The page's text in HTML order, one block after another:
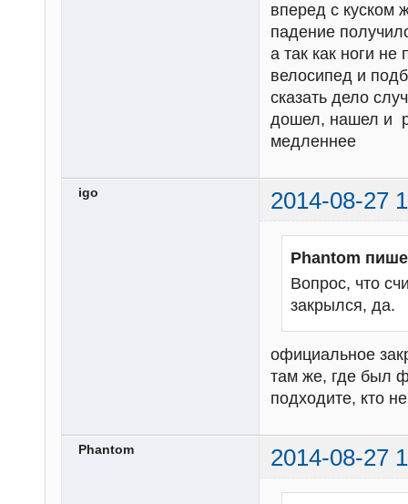
вперед с куском
падение
а так как ноги
велосипед и
сказать дело
дошел, нашел и
медленнее
igo 2014-08-27
Phantom
Вопрос, что
закрылся, да.
официальное
там же, где был
подходите, кто
Phantom 2014-08-27